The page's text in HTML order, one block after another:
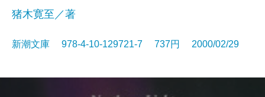
猪木寛至／著
新潮文庫 978-4-10-129721-7 737円 2000/02/29